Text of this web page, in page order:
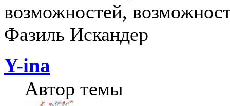
возможностей,
Фазиль Искандер
Y-ina
Автор темы